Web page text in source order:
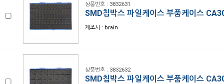
상품번호 : 3832631
SMD칩박스 파일케이스 부품케이스
제조사 : brain
상품번호 : 3832632
SMD칩박스 파일케이스 부품케이스